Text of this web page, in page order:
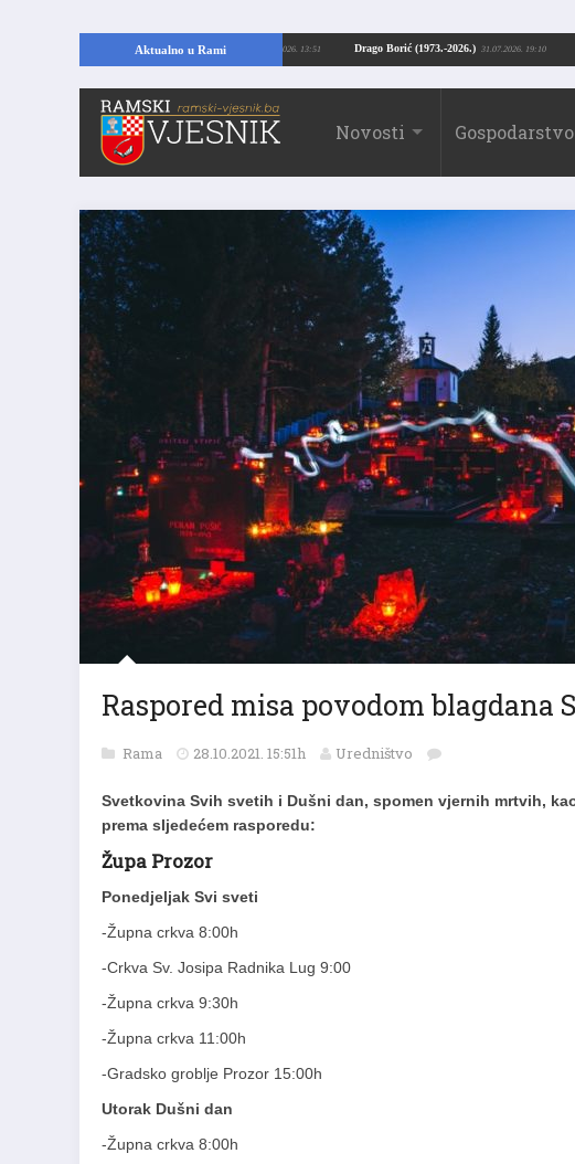
Aktualno u Rami Drago Borić (1973.-2026.)
Kopajući temelje kuće, pronašao vrijedne arheološke ostatke 24.07.2026. 13:51
Novosti Gospodarstvo
Raspored misa povodom blagdana
Rama 28.10.2021. 15:51h Uredništvo
Svetkovina Svih svetih i Dušni dan, spomen vjernih mrtvih,
prema sljedećem rasporedu:
Župa Prozor
Ponedjeljak Svi sveti
-Župna crkva 8:00h
-Crkva Sv. Josipa Radnika Lug 9:00
-Župna crkva 9:30h
-Župna crkva 11:00h
-Gradsko groblje Prozor 15:00h
Utorak Dušni dan
-Župna crkva 8:00h